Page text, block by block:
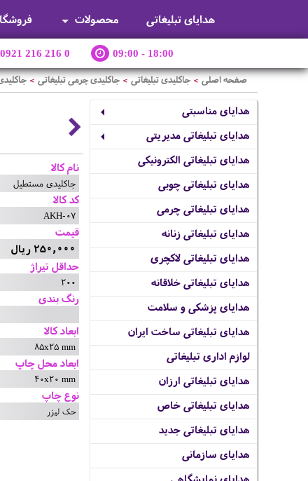
هدایای تبلیغاتی محصولات
0921 216 216 0 09:00 - 18:00
صفحه اصلی > جاکلیدی تبلیغاتی > جاکلیدی چرمی تبلیغاتی >
هدایای مناسبتی
هدایای تبلیغاتی مدیریتی
هدایای تبلیغاتی الکترونیکی
هدایای تبلیغاتی چوبی
هدایای تبلیغاتی چرمی
هدایای تبلیغاتی زنانه
هدایای تبلیغاتی لاکچری
هدایای تبلیغاتی خلاقانه
هدایای پزشکی و سلامت
هدایای تبلیغاتی ساخت ایران
لوازم اداری تبلیغاتی
هدایای تبلیغاتی ارزان
هدایای تبلیغاتی خاص
هدایای تبلیغاتی جدید
هدایای سازمانی
نام کالا
جاکلیدی مستطیل
کد کالا
AKH-07
قیمت
250,000 ریال
حداقل تیراژ
200
رنگ بندی
ابعاد کالا
85x25 mm
ابعاد محل چاپ
40x20 mm
نوع چاپ
حک لیزر